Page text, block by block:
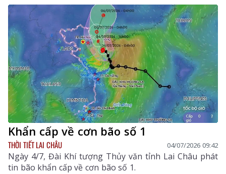
Khẩn cấp về cơn bão số 1
THỜI TIẾT LAI CHÂU 04/07/2026 09:42
Ngày 4/7, Đài Khí tượng Thủy văn tỉnh Lai Châu phát
tin bão khẩn cấp về cơn bão số 1.